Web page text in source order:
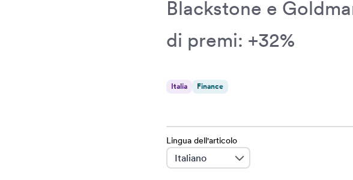
Blackstone e
di premi: +32%
Italia Finance
Lingua dell'articolo
language